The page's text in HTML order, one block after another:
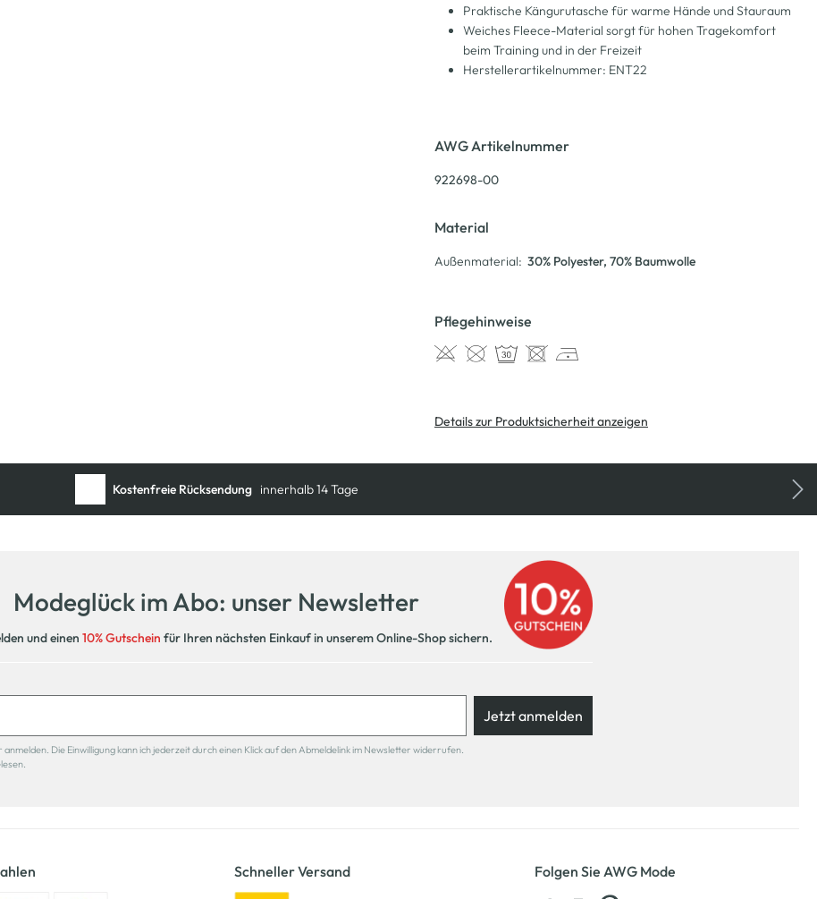
Praktische Kängurutasche für warme Hände und Stauraum
Weiches Fleece-Material sorgt für hohen Tragekomfort
beim Training und in der Freizeit
Herstellerartikelnummer: ENT22
AWG Artikelnummer
922698-00
Material
Außenmaterial: 30% Polyester, 70% Baumwolle
Pflegehinweise
Details zur Produktsicherheit anzeigen
Kostenfreie Rücksendung innerhalb 14 Tage
Modeglück im Abo: unser Newsletter
und einen 10% Gutschein für Ihren nächsten Einkauf in unserem Online-Shop sichern.
Jetzt anmelden
Die Einwilligung kann ich jederzeit durch einen Klick auf den Abmeldelink im Newsletter widerrufen.
Schneller Versand Folgen Sie AWG Mode